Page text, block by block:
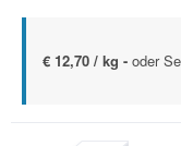
€ 12,70 / kg - oder